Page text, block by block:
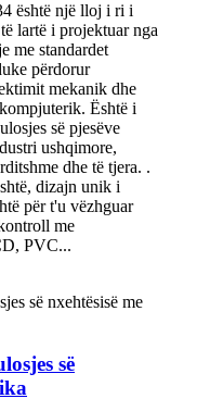
është një lloj i ri i
lartë i projektuar nga
me standardet
përdorur
mekanik dhe
Është i
së pjesëve
ushqimore,
dhe të tjera. .
dizajn unik i
për t'u vëzhguar
me
PVC...
së